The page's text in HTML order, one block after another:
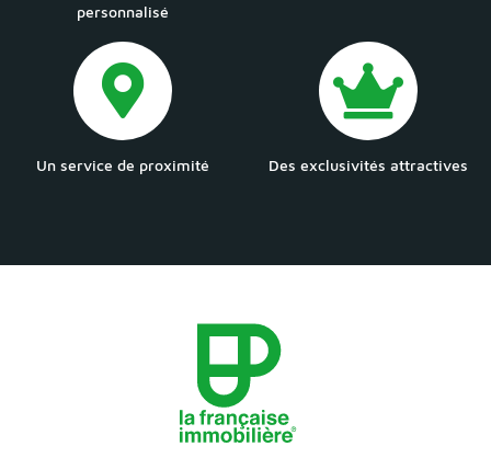
personnalisé
Un service de proximité Des exclusivités attractives